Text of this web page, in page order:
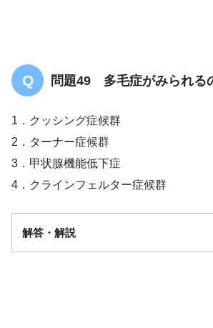
問題49 多毛症がみられる
1．クッシング症候群
2．ターナー症候群
3．甲状腺機能低下症
4．クラインフェルター症候群
解答・解説